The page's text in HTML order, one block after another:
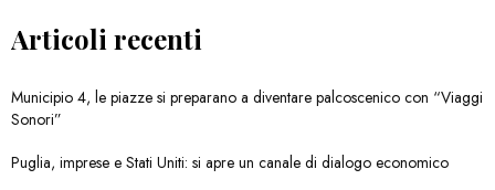
Articoli recenti
Municipio 4, le piazze si preparano a diventare palcoscenico con “Viaggi
Sonori”
Puglia, imprese e Stati Uniti: si apre un canale di dialogo economico